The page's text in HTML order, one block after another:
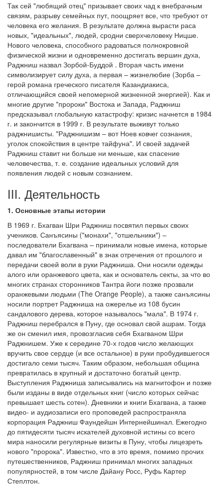
Так сей "любящий отец" призывает своих чад к внебрачным
связям, разрыву семейных пут, поощряет все, что требуют от
человека его желания. В результате должна вырасти раса
новых, "идеальных", людей, сродни сверхчеловеку Ницше.
Нового человека, способного радоваться полнокровной
физической жизни и одновременно достигать вершин духа,
Раджниш назвал Зорбой-Буддой . Вторая часть имени
символизирует силу духа, а первая – жизнелюбие (Зорба –
герой романа греческого писателя Казандиакиса,
отличающийся своей непомерной жизненной энергией). Как и
многие другие "пророки" Востока и Запада, Раджниш
предсказывал глобальную катастрофу: кризис начнется в 1984
г. и закончится в 1999 г. В результате выживут только
раджнишисты. "Раджнишизм – вот Ноев ковчег сознания,
уголок спокойствия в центре тайфуна". И своей задачей
Раджниш ставит ни больше ни меньше, как спасение
человечества, т. е. создание идеальных условий для
появления людей с новым сознанием.
III. Деятельность
1. Основные этапы истории
В 1969 г. Бхагван Шри Раджниш посвятил первых своих
учеников. Санъясины ("монахи", "отшельники") –
последователи Бхагвана – принимали новые имена, которые
давал им "благославенный" в знак отречения от прошлого и
передачи своей воли в руки Раджниша. Они носили одежды
алого или оранжевого цвета, как и основатель секты, за что во
многих странах сторонников Тантра йоги позже прозвали
оранжевыми людьми (The Orange People), а также санъясины
носили портрет Раджниша на ожерелье из 108 бусин
сандалового дерева, которое называлось "мала". В 1974 г.
Раджниш перебрался в Пуну, где основал свой ашрам. Тогда
же он сменил имя, провозгласив себя Бхагваном Шри
Раджнишем. Уже к середине 70-х годов число желающих
вручить свое сердце (и все остальное) в руки пробудившегося
достигало семи тысяч. Таким образом, небольшая община
превратилась в крупный и достаточно богатый центр.
Выступления Раджниша записывались на магнитофон и позже
были изданы в виде отдельных книг (число которых сейчас
превышает шесть сотен). Дневники и книги Бхагвана, а также
видео- и аудиозаписи его проповедей распространяла
корпорация Раджниш Фаундейшн Интернейшинал. Ежегодно
до пятидесяти тысяч искателей духовной истины со всего
мира наносили регулярные визиты в Пуну, чтобы лицезреть
нового "пророка". Известно, что в это время, помимо прочих
путешественников, Раджниш принимал многих западных
популярностей, в том числе Дайану Росс, Руфь Картер
Степлтон.